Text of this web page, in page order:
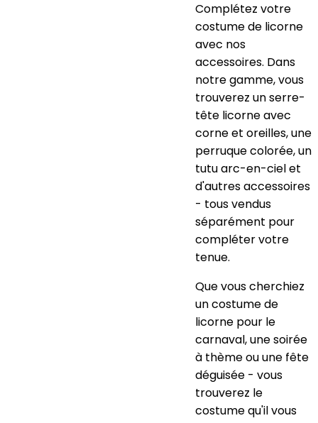
Complétez votre
costume de licorne
avec nos
accessoires. Dans
notre gamme, vous
trouverez un serre-
tête licorne avec
corne et oreilles, une
perruque colorée, un
tutu arc-en-ciel et
d'autres accessoires
- tous vendus
séparément pour
compléter votre
tenue.
Que vous cherchiez
un costume de
licorne pour le
carnaval, une soirée
à thème ou une fête
déguisée - vous
trouverez le
costume qu'il vous